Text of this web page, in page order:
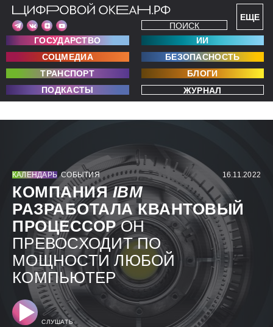
ЕЩЕ
ПОИСК
ГОСУДАРСТВО
ИИ
СОЦМЕДИА
БЕЗОПАСНОСТЬ
ТРАНСПОРТ
БЛОГИ
ПОДКАСТЫ
ЖУРНАЛ
КАЛЕНДАРЬ СОБЫТИЯ 16.11.2022
КОМПАНИЯIBM
РАЗРАБОТАЛА КВАНТОВЫЙ
ПРОЦЕССОРОН
ПРЕВОСХОДИТ ПО
МОЩНОСТИ ЛЮБОЙ
КОМПЬЮТЕР
СЛУШАТЬ